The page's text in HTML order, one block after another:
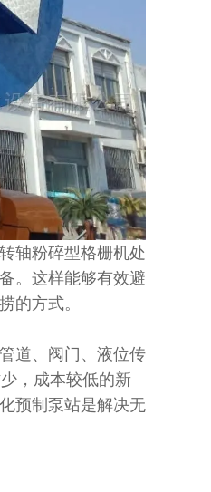
轴粉碎型格栅机处
。这样能够有效避
的方式。
道、阀门、液位传
，成本较低的新
预制泵站是解决无